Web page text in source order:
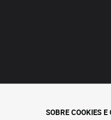
SOBRE COOKIES